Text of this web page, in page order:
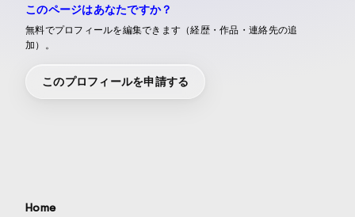
このページはあなたですか？
無料でプロフィールを編集できます（経歴・作品・連絡先の追
加）。
このプロフィールを申請する
Home